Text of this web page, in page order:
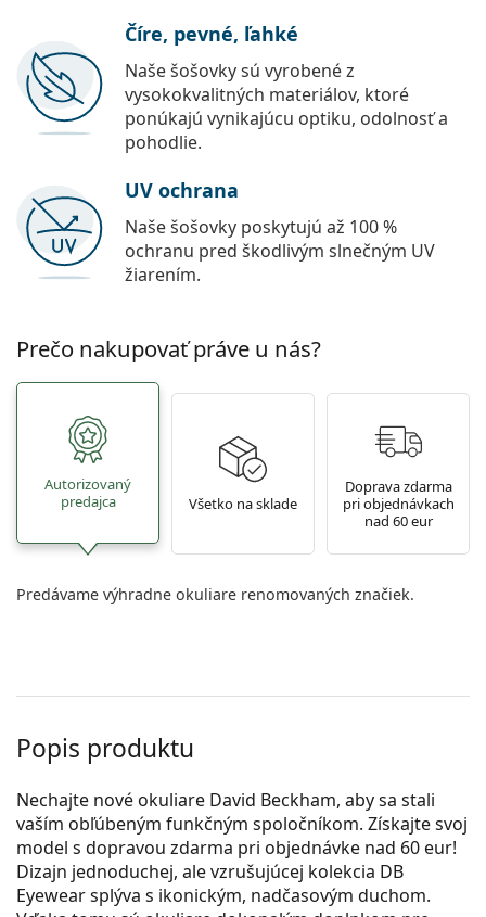
Číre, pevné, ľahké
Naše šošovky sú vyrobené z
vysokokvalitných materiálov, ktoré
ponúkajú vynikajúcu optiku, odolnosť a
pohodlie.
UV ochrana
Naše šošovky poskytujú až 100 %
ochranu pred škodlivým slnečným UV
žiarením.
Prečo nakupovať práve u nás?
Autorizovaný
predajca
Všetko na sklade
Doprava zdarma
pri objednávkach
nad 60 eur
Predávame výhradne okuliare renomovaných značiek.
Popis produktu
Nechajte nové okuliare David Beckham, aby sa stali
vaším obľúbeným funkčným spoločníkom. Získajte svoj
model s dopravou zdarma pri objednávke nad 60 eur!
Dizajn jednoduchej, ale vzrušujúcej kolekcia DB
Eyewear splýva s ikonickým, nadčasovým duchom.